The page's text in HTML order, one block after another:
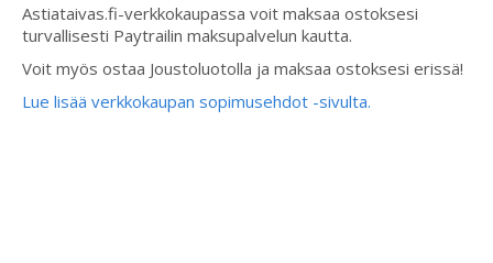
Astiataivas.fi-verkkokaupassa voit maksaa ostoksesi
turvallisesti Paytrailin maksupalvelun kautta.
Voit myös ostaa Joustoluotolla ja maksaa ostoksesi erissä!
Lue lisää verkkokaupan sopimusehdot -sivulta.